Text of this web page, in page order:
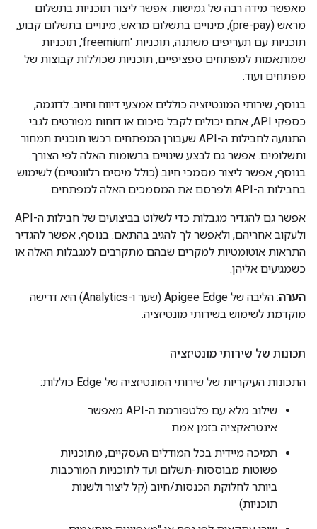
מאפשר מידה רבה של גמישות: אפשר ליצור תוכניות בתשלום
מראש (pre-pay), מינויים בתשלום מראש, מינויים בתשלום קבוע,
תוכניות עם תעריפים משתנה, תוכניות 'freemium', תוכניות
שמותאמות למפתחים ספציפיים, תוכניות שכוללות קבוצות של
מפתחים ועוד.
בנוסף, שירותי המונטיזציה כוללים אמצעי דיווח וחיוב. לדוגמה,
כספקי API, אתם יכולים לקבל סיכום או דוחות מפורטים לגבי
התנועה לחבילות ה-API שעבורן המפתחים רכשו תוכנית תמחור
ותשלומים. אפשר גם לבצע שינויים ברשומות האלה לפי הצורך.
בנוסף, אפשר ליצור מסמכי חיוב (כולל מיסים רלוונטיים) לשימוש
בחבילות ה-API ולפרסם את המסמכים האלה למפתחים.
אפשר גם להגדיר מגבלות כדי לשלוט בביצועים של חבילות ה-API
ולעקוב אחריהם, ולאפשר לך להגיב בהתאם. בנוסף, אפשר להגדיר
התראות אוטומטיות למקרים שבהם מתקרבים למגבלות האלה או
כשמגיעים אליהן.
הערה
: הליבה של Apigee Edge (שער ו-Analytics) היא דרישה
מוקדמת לשימוש בשירותי מונטיזציה.
תכונות של שירותי מונטיזציה
התכונות העיקריות של שירותי המונטיזציה של Edge כוללות:
שילוב מלא עם פלטפורמת ה-API מאפשר
אינטראקציה בזמן אמת
תמיכה מיידית בכל המודלים העסקיים, מתוכניות
פשוטות מבוססות-תשלום ועד לתוכניות המורכבות
ביותר לחלוקת הכנסות/חיוב (קל ליצור ולשנות
תוכניות)